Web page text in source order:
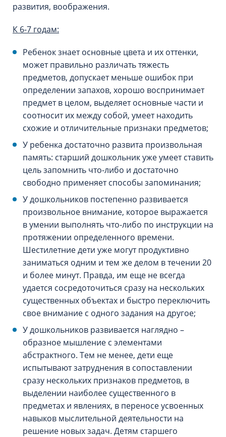
развития, воображения.
К 6-7 годам:
Ребенок знает основные цвета и их оттенки,
может правильно различать тяжесть
предметов, допускает меньше ошибок при
определении запахов, хорошо воспринимает
предмет в целом, выделяет основные части и
соотносит их между собой, умеет находить
схожие и отличительные признаки предметов;
У ребенка достаточно развита произвольная
память: старший дошкольник уже умеет ставить
цель запомнить что-либо и достаточно
свободно применяет способы запоминания;
У дошкольников постепенно развивается
произвольное внимание, которое выражается
в умении выполнять что-либо по инструкции на
протяжении определенного времени.
Шестилетние дети уже могут продуктивно
заниматься одним и тем же делом в течении 20
и более минут. Правда, им еще не всегда
удается сосредоточиться сразу на нескольких
существенных объектах и быстро переключить
свое внимание с одного задания на другое;
У дошкольников развивается наглядно –
образное мышление с элементами
абстрактного. Тем не менее, дети еще
испытывают затруднения в сопоставлении
сразу нескольких признаков предметов, в
выделении наиболее существенного в
предметах и явлениях, в переносе усвоенных
навыков мыслительной деятельности на
решение новых задач. Детям старшего